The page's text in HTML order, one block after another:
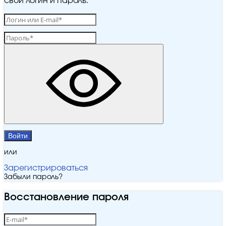
Войти
или
Зарегистрироваться
Забыли пароль?
Восстановление пароля